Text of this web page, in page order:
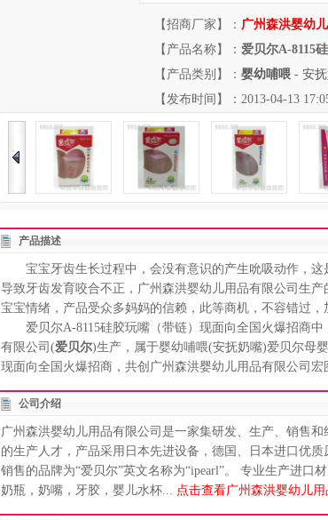
【招商厂家】： 广州森洪婴幼
【产品名称】： 爱贝尔A-8115
【产品类别】： 婴幼哺喂 - 安
【发布时间】：2013-04-13
产品描述
宝宝牙齿生长过程中，会没有意识的产生吮吸动作，这
导致牙齿发育咬合不正，广州森洪婴幼儿用品有限公司生
宝宝情绪，产品受众多妈妈的信赖，此等商机，不容错过，
爱贝尔A-8115硅胶玩嘴（带链）现面向全国火爆招商中
有限公司(爱贝尔)生产，属于婴幼哺喂(安抚奶嘴)爱贝尔母
现面向全国火爆招商，共创广州森洪婴幼儿用品有限公司宏
公司介绍
广州森洪婴幼儿用品有限公司是一家集研发、生产、销售
的生产人才，产品采用日本先进设备，德国、日本进口优
销售的品牌为“爱贝尔”英文名称为“ipearl”。 专业生产进口
奶瓶，奶嘴，牙胶，婴儿水杯... 点击查看广州森洪婴幼儿